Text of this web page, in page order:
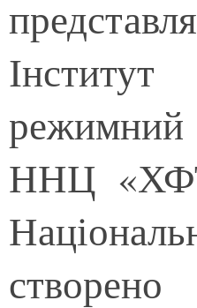
режимний
ННЦ
створено